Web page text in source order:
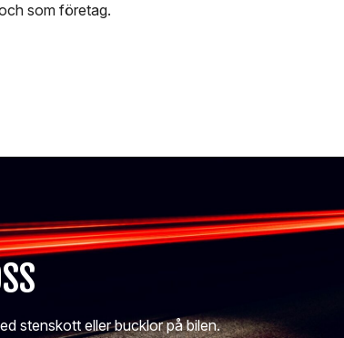
som företag.
stenskott eller bucklor på bilen.